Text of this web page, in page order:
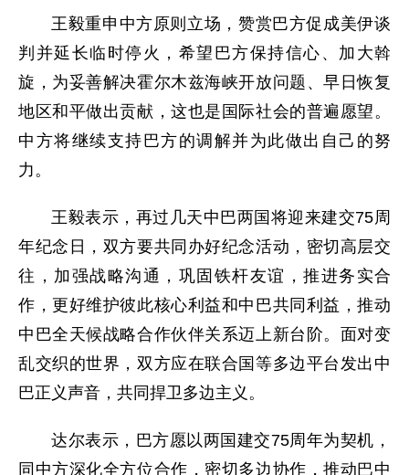
王毅重申中方原则立场，赞赏巴方促成美伊谈
判并延长临时停火，希望巴方保持信心、加大斡
旋，为妥善解决霍尔木兹海峡开放问题、早日恢复
地区和平做出贡献，这也是国际社会的普遍愿望。
中方将继续支持巴方的调解并为此做出自己的努
力。
王毅表示，再过几天中巴两国将迎来建交75周
年纪念日，双方要共同办好纪念活动，密切高层交
往，加强战略沟通，巩固铁杆友谊，推进务实合
作，更好维护彼此核心利益和中巴共同利益，推动
中巴全天候战略合作伙伴关系迈上新台阶。面对变
乱交织的世界，双方应在联合国等多边平台发出中
巴正义声音，共同捍卫多边主义。
达尔表示，巴方愿以两国建交75周年为契机，
同中方深化全方位合作，密切多边协作，推动巴中